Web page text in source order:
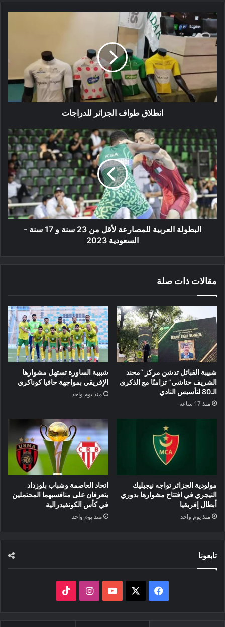
انطلاق
طواف
الجزائر
للدراجات
انطلاق طواف الجزائر للدراجات
البطولة
العربية
للمصارعة
لأقل
من
23
سنة
و
17
البطولة العربية للمصارعة لأقل من 23 سنة و 17 سنة -
السعودية 2023
مقالات ذات صلة
شبيبة القبائل تدشن مركز “محند
الشريف حناشي” تزامنًا مع الذكرى
الـ80 لتأسيس النادي
منذ 17 ساعة
شبيبة الساورة تستهل مشوارها
الإفريقي بمواجهة حافيا كوناكري
منذ يوم واحد
مولودية الجزائر تواجه نيجيليك
النيجري في افتتاح مشوارها بدوري
أبطال إفريقيا
منذ يوم واحد
اتحاد العاصمة وشباب بلوزداد
يتعرفان على منافسيهما المحتملين
في كأس الكونفيدرالية
منذ يوم واحد
تابعونا
فيسبوك ‫YouTubeانستقرام